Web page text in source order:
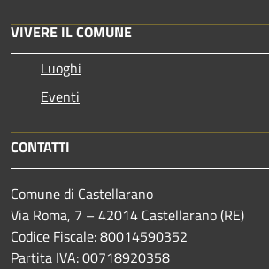
VIVERE IL COMUNE
Luoghi
Eventi
CONTATTI
Comune di Castellarano
Via Roma, 7 – 42014 Castellarano (RE)
Codice Fiscale: 80014590352
Partita IVA: 00718920358